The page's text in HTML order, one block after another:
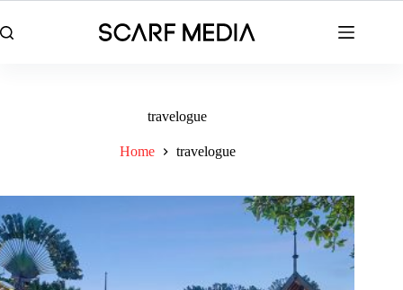
to
content
travelogue
Home travelogue